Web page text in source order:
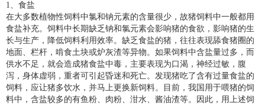
1、食盐
在大多数植物性饲料中氯和钠元素的含量很少，故猪饲料中一般都用
食盐补充。饲料中长期缺乏钠和氯元素会影响猪的食欲，影响猪的生
长与生产，降低饲料利用效率。缺乏食盐的猪，往往表现舔食猪圈的
地面、栏杆，啃食土块或炉灰渣等异物。如果饲料中含盐量过多，而
供水不足，就会造成猪食盐中毒，主要表现为口渴，神经过敏，腹
泻，身体虚弱，重者可引起昏迷和死亡。发现猪吃了含有过量食盐的
饲料，应让猪多饮水，并马上更换新饲料。目前，我国用于喂猪的饲
料中，含盐较多的有鱼粉、肉粉、泔水、酱油渣等。因此，用上述饲